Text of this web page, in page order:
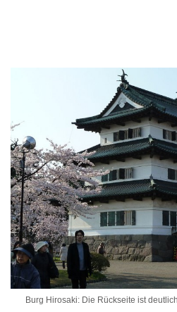
Burg Hirosaki: Die Rückseite ist